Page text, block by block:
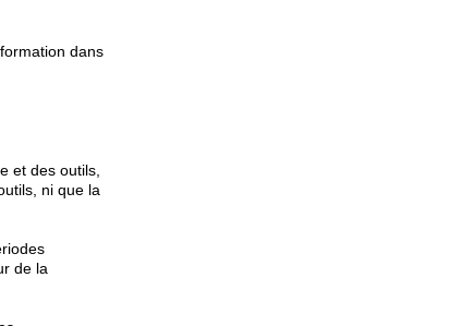
dans
et des outils,
ni que la
de la